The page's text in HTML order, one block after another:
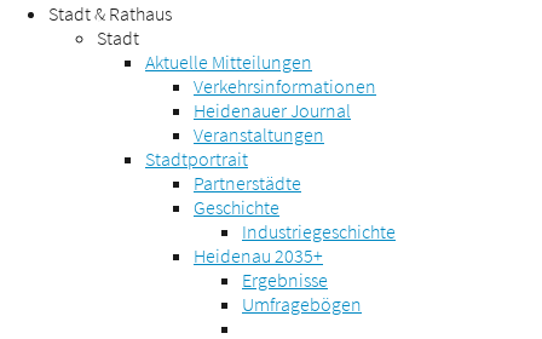
Stadt & Rathaus
Stadt
Aktuelle Mitteilungen
Verkehrsinformationen
Heidenauer Journal
Veranstaltungen
Stadtportrait
Partnerstädte
Geschichte
Industriegeschichte
Heidenau 2035+
Ergebnisse
Umfragebögen